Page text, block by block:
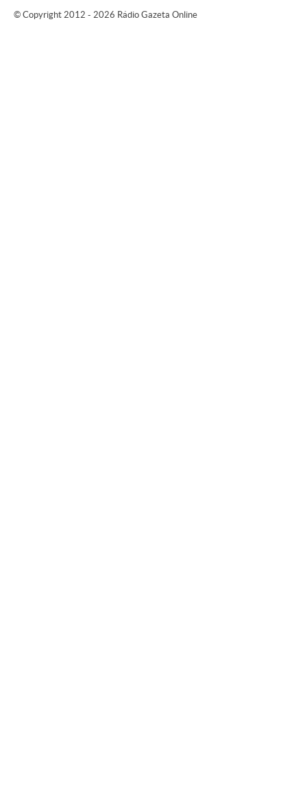
© Copyright 2012 - 2026 Rádio Gazeta Online